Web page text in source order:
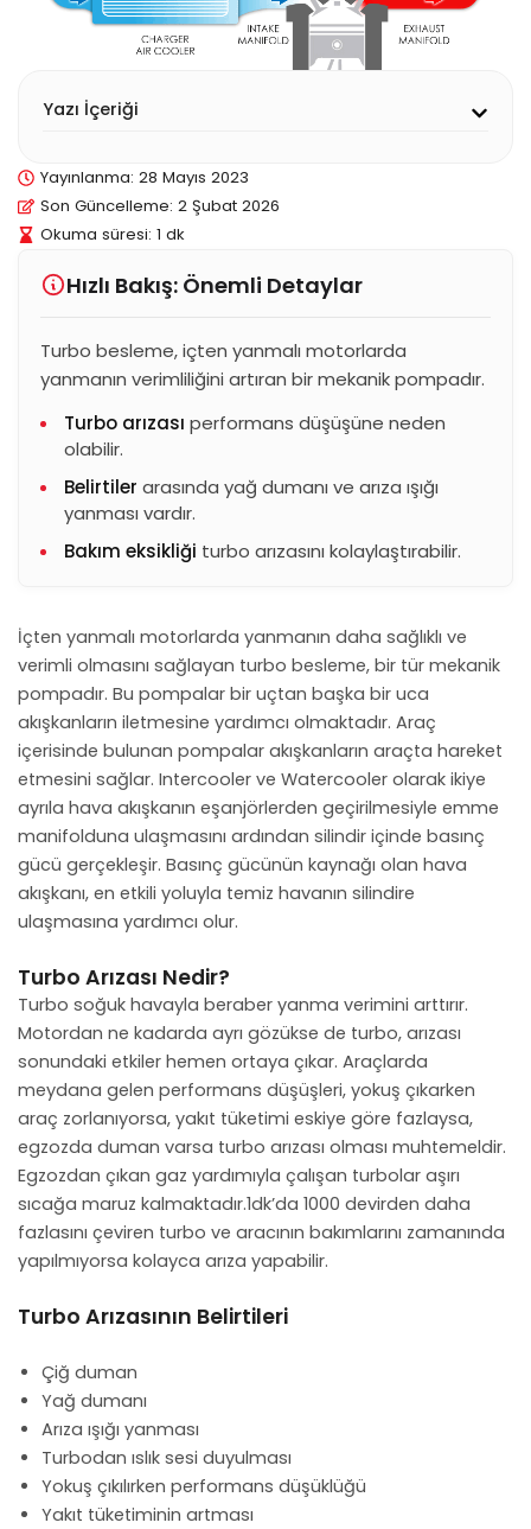
Yayınlanma: 28 Mayıs 2023
Son Güncelleme: 2 Şubat 2026
Okuma süresi: 1 dk
Hızlı Bakış: Önemli Detaylar
Turbo besleme, içten yanmalı motorlarda
yanmanın verimliliğini artıran bir mekanik pompadır.
Turbo arızası performans düşüşüne neden
olabilir.
Belirtiler arasında yağ dumanı ve arıza ışığı
yanması vardır.
Bakım eksikliği turbo arızasını kolaylaştırabilir.
İçten yanmalı motorlarda yanmanın daha sağlıklı ve
verimli olmasını sağlayan turbo besleme, bir tür mekanik
pompadır. Bu pompalar bir uçtan başka bir uca
akışkanların iletmesine yardımcı olmaktadır. Araç
içerisinde bulunan pompalar akışkanların araçta hareket
etmesini sağlar. Intercooler ve Watercooler olarak ikiye
ayrıla hava akışkanın eşanjörlerden geçirilmesiyle emme
manifolduna ulaşmasını ardından silindir içinde basınç
gücü gerçekleşir. Basınç gücünün kaynağı olan hava
akışkanı, en etkili yoluyla temiz havanın silindire
ulaşmasına yardımcı olur.
Turbo Arızası Nedir?
Turbo soğuk havayla beraber yanma verimini arttırır.
Motordan ne kadarda ayrı gözükse de turbo, arızası
sonundaki etkiler hemen ortaya çıkar. Araçlarda
meydana gelen performans düşüşleri, yokuş çıkarken
araç zorlanıyorsa, yakıt tüketimi eskiye göre fazlaysa,
egzozda duman varsa turbo arızası olması muhtemeldir.
Egzozdan çıkan gaz yardımıyla çalışan turbolar aşırı
sıcağa maruz kalmaktadır.1dk’da 1000 devirden daha
fazlasını çeviren turbo ve aracının bakımlarını zamanında
yapılmıyorsa kolayca arıza yapabilir.
Turbo Arızasının Belirtileri
Çiğ duman
Yağ dumanı
Arıza ışığı yanması
Turbodan ıslık sesi duyulması
Yokuş çıkılırken performans düşüklüğü
Yakıt tüketiminin artması
Yazı İçeriği